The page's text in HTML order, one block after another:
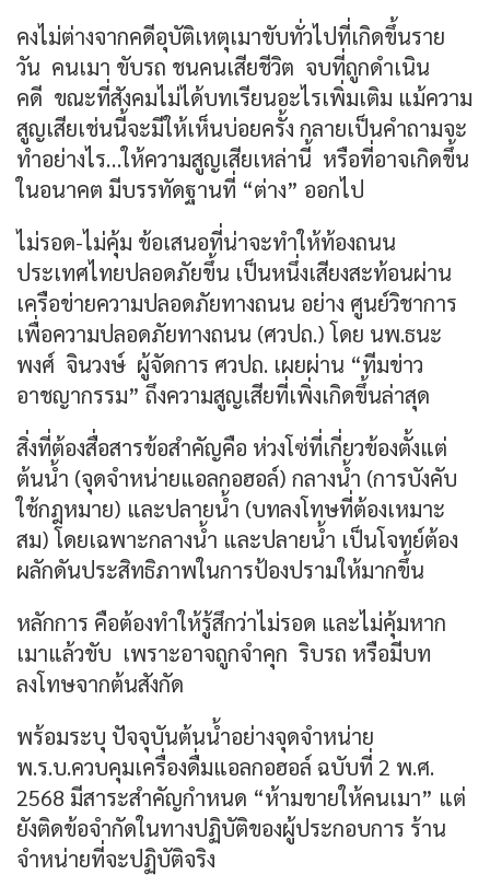
คงไม่ต่างจากคดีอุบัติเหตุเมาขับทั่วไปที่เกิดขึ้นราย
วัน คนเมา ขับรถ ชนคนเสียชีวิต จบที่ถูกดำเนิน
คดี ขณะที่สังคมไม่ได้บทเรียนอะไรเพิ่มเติม แม้ความ
สูญเสียเช่นนี้จะมีให้เห็นบ่อยครั้ง กลายเป็นคำถามจะ
ทำอย่างไร…ให้ความสูญเสียเหล่านี้ หรือที่อาจเกิดขึ้น
ในอนาคต มีบรรทัดฐานที่ “ต่าง” ออกไป
ไม่รอด-ไม่คุ้ม ข้อเสนอที่น่าจะทำให้ท้องถนน
ประเทศไทยปลอดภัยขึ้น เป็นหนึ่งเสียงสะท้อนผ่าน
เครือข่ายความปลอดภัยทางถนน อย่าง ศูนย์วิชาการ
เพื่อความปลอดภัยทางถนน (ศวปถ.) โดย นพ.ธนะ
พงศ์ จินวงษ์ ผู้จัดการ ศวปถ. เผยผ่าน “ทีมข่าว
อาชญากรรม” ถึงความสูญเสียที่เพิ่งเกิดขึ้นล่าสุด
สิ่งที่ต้องสื่อสารข้อสำคัญคือ ห่วงโซ่ที่เกี่ยวข้องตั้งแต่
ต้นน้ำ (จุดจำหน่ายแอลกอฮอล์) กลางน้ำ (การบังคับ
ใช้กฎหมาย) และปลายน้ำ (บทลงโทษที่ต้องเหมาะ
สม) โดยเฉพาะกลางน้ำ และปลายน้ำ เป็นโจทย์ต้อง
ผลักดันประสิทธิภาพในการป้องปรามให้มากขึ้น
หลักการ คือต้องทำให้รู้สึกว่าไม่รอด และไม่คุ้มหาก
เมาแล้วขับ เพราะอาจถูกจำคุก ริบรถ หรือมีบท
ลงโทษจากต้นสังกัด
พร้อมระบุ ปัจจุบันต้นน้ำอย่างจุดจำหน่าย
พ.ร.บ.ควบคุมเครื่องดื่มแอลกอฮอล์ ฉบับที่ 2 พ.ศ.
2568 มีสาระสำคัญกำหนด “ห้ามขายให้คนเมา” แต่
ยังติดข้อจำกัดในทางปฏิบัติของผู้ประกอบการ ร้าน
จำหน่ายที่จะปฏิบัติจริง